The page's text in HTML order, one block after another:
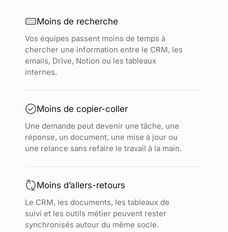
Moins de recherche
Vos équipes passent moins de temps à
chercher une information entre le CRM, les
emails, Drive, Notion ou les tableaux
internes.
Moins de copier-coller
Une demande peut devenir une tâche, une
réponse, un document, une mise à jour ou
une relance sans refaire le travail à la main.
Moins d’allers-retours
Le CRM, les documents, les tableaux de
suivi et les outils métier peuvent rester
synchronisés autour du même socle.